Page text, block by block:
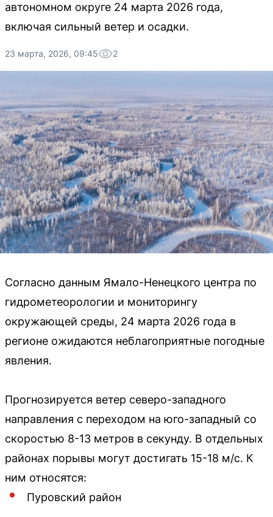
автономном округе 24 марта 2026 года,
включая сильный ветер и осадки.
23 марта, 2026, 09:45 2
Согласно данным Ямало-Ненецкого центра по
гидрометеорологии и мониторингу
окружающей среды, 24 марта 2026 года в
регионе ожидаются неблагоприятные погодные
явления.
Прогнозируется ветер северо-западного
направления с переходом на юго-западный со
скоростью 8-13 метров в секунду. В отдельных
районах порывы могут достигать 15-18 м/с. К
ним относятся:
Пуровский район